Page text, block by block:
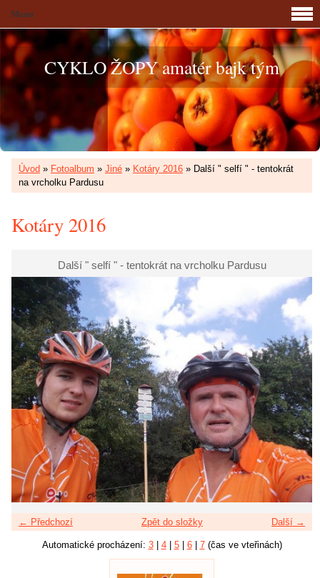
CYKLO ŽOPY amatér bajk tým
Úvod » Fotoalbum » Jiné » Kotáry 2016 » Další " selfí " - tentokrát
na vrcholku Pardusu
Kotáry 2016
Další " selfí " - tentokrát na vrcholku Pardusu
← Předchozí Další →
Zpět do složky
Automatické procházení: 3| 4| 5| 6| 7(čas ve vteřinách)
Menu